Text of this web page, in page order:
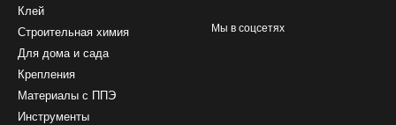
Клей
Строительная химия
Для дома и сада
Крепления
Материалы с ППЭ
Инструменты
Мы в соцсетях